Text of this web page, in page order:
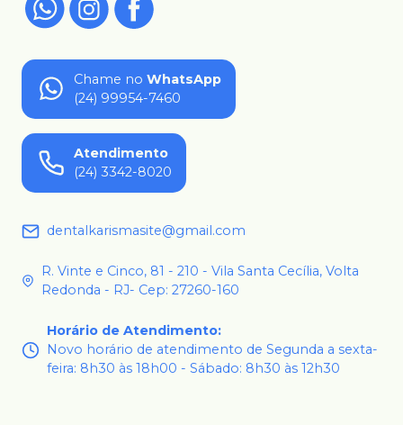
Chame no WhatsApp
(24) 99954-7460
Atendimento
(24) 3342-8020
dentalkarismasite@gmail.com
R. Vinte e Cinco, 81 - 210 - Vila Santa Cecília, Volta
Redonda - RJ- Cep: 27260-160
Horário de Atendimento:
Novo horário de atendimento de Segunda a sexta-
feira: 8h30 às 18h00 - Sábado: 8h30 às 12h30